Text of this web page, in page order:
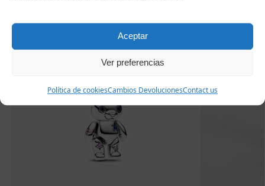
Aceptar
Ver preferencias
Política de cookiesCambios DevolucionesContact us